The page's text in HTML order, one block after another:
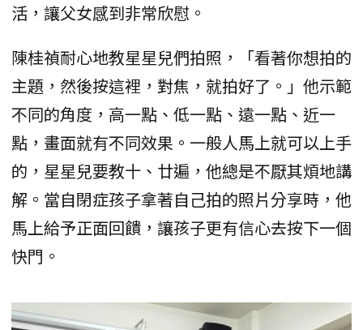
活，讓父女感到非常欣慰。
陳桂禎耐心地教星星兒們拍照，「看著你想拍的
主題，然後按這裡，對焦，就拍好了。」他示範
不同的角度，高一點、低一點、遠一點、近一
點，畫面就有不同效果。一般人馬上就可以上手
的，星星兒要教十、廿遍，他總是不厭其煩地講
解。當自閉症孩子拿著自己拍的照片分享時，他
馬上給予正面回饋，讓孩子更有信心去按下一個
快門。